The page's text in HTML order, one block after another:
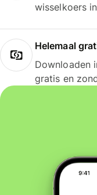
wisselkoers
Helemaal
Downloaden
gratis en